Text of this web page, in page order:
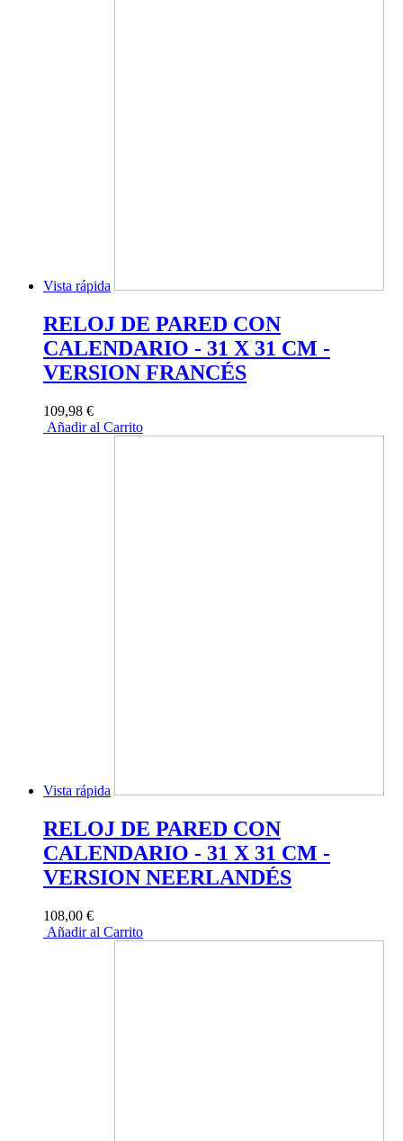
Vista rápida
RELOJ DE PARED CON
CALENDARIO - 31 X 31 CM -
VERSION FRANCÉS
109,98 €
Añadir al Carrito
Vista rápida
RELOJ DE PARED CON
CALENDARIO - 31 X 31 CM -
VERSION NEERLANDÉS
108,00 €
Añadir al Carrito